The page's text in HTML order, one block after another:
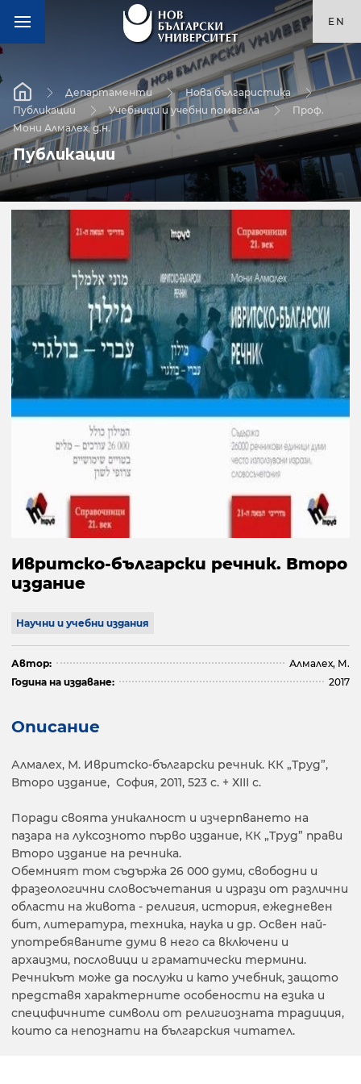
EN
Департаменти
Нова българистика
Публикации
Учебници и учебни помагала
Проф.
Мони Алмалех, д.н.
Публикации
Ивритско-български речник. Второ
издание
Научни и учебни издания
Автор:
Алмалех, М.
Година на издаване:
2017
Описание
Алмалех, М. Ивритско-български речник. КК „Труд”,
Второ издание, София, 2011, 523 с. + ХІІІ с.
Поради своята уникалност и изчерпването на
пазара на луксозното първо издание, КК „Труд” прави
Второ издание на речника.
Обемният том съдържа 26 000 думи, свободни и
фразеологични словосъчетания и изрази от различни
области на живота - религия, история, ежедневен
бит, литература, техника, наука и др. Освен най-
употребяваните думи в него са включени и
архаизми, пословици и граматически термини.
Речникът може да послужи и като учебник, защото
представя характерните особености на езика и
специфичните символи от религиозната традиция,
които са непознати на българския читател.